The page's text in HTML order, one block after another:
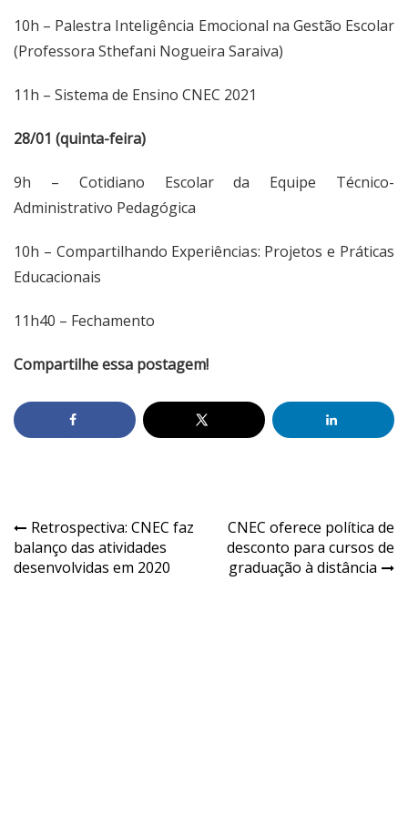
10h – Palestra Inteligência Emocional na Gestão Escolar
(Professora Sthefani Nogueira Saraiva)
11h – Sistema de Ensino CNEC 2021
28/01 (quinta-feira)
9h – Cotidiano Escolar da Equipe Técnico-
Administrativo Pedagógica
10h – Compartilhando Experiências: Projetos e Práticas
Educacionais
11h40 – Fechamento
Compartilhe essa postagem!
Retrospectiva: CNEC faz
balanço das atividades
desenvolvidas em 2020
CNEC oferece política de
desconto para cursos de
graduação à distância